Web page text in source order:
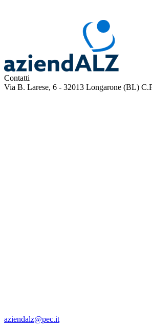
Contatti
Via B. Larese, 6 - 32013 Longarone (BL)
aziendalz@pec.it